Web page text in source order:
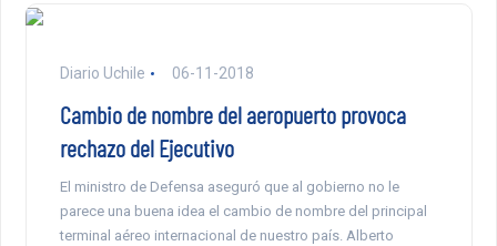
Diario Uchile 06-11-2018
Cambio de nombre del aeropuerto provoca
rechazo del Ejecutivo
El ministro de Defensa aseguró que al gobierno no le
parece una buena idea el cambio de nombre del principal
terminal aéreo internacional de nuestro país. Alberto